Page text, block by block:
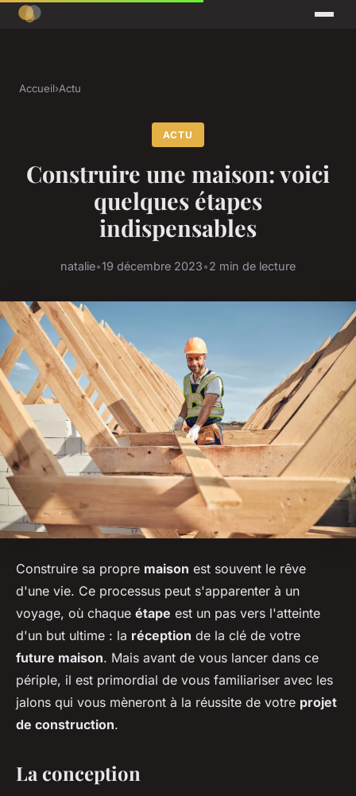
Accueil›Actu
ACTU
Construire une maison: voici
quelques étapes
indispensables
natalie•19 décembre 2023•2 min de lecture
Construire sa propre maison est souvent le rêve
d'une vie. Ce processus peut s'apparenter à un
voyage, où chaque étape est un pas vers l'atteinte
d'un but ultime : la réception de la clé de votre
future maison. Mais avant de vous lancer dans ce
périple, il est primordial de vous familiariser avec les
jalons qui vous mèneront à la réussite de votre projet
de construction.
La conception